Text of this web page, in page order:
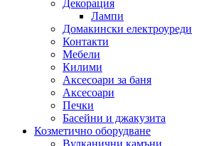
Декорация
Лампи
Домакински електроуреди
Контакти
Мебели
Килими
Аксесоари за баня
Аксесоари
Печки
Басейни и джакузита
Козметично оборудване
Вулканични камъни,